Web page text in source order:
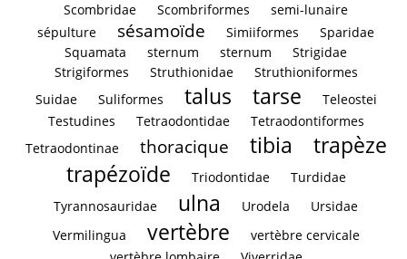
Scombridae
Scombriformes
semi-lunaire
sépulture
sésamoïde Simiiformes
Sparidae
Squamata
sternum sternum
Strigidae
Strigiformes
Struthionidae
Struthioniformes
Suidae
Suliformes talus tarse
Teleostei
Testudines
Tetraodontidae
Tetraodontiformes
Tetraodontinae
thoracique tibia
trapèze
trapézoïde
Triodontidae
Turdidae
Tyrannosauridae
ulna Urodela
Ursidae
Vermilingua
vertèbre
vertèbre cervicale